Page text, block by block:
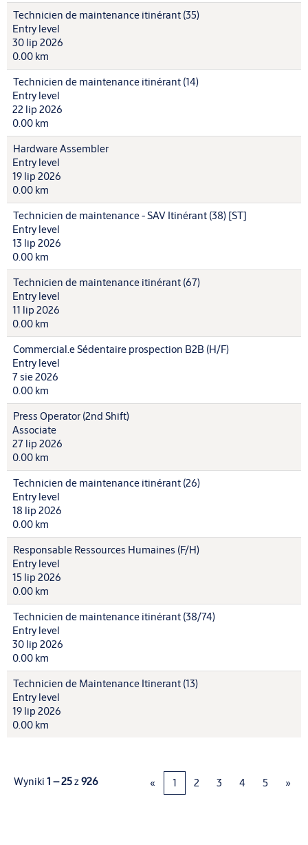
Technicien de maintenance itinérant (35)
Entry level
30 lip 2026
0.00 km
Technicien de maintenance itinérant (14)
Entry level
22 lip 2026
0.00 km
Hardware Assembler
Entry level
19 lip 2026
0.00 km
Technicien de maintenance - SAV Itinérant (38) [ST]
Entry level
13 lip 2026
0.00 km
Technicien de maintenance itinérant (67)
Entry level
11 lip 2026
0.00 km
Commercial.e Sédentaire prospection B2B (H/F)
Entry level
7 sie 2026
0.00 km
Press Operator (2nd Shift)
Associate
27 lip 2026
0.00 km
Technicien de maintenance itinérant (26)
Entry level
18 lip 2026
0.00 km
Responsable Ressources Humaines (F/H)
Entry level
15 lip 2026
0.00 km
Technicien de maintenance itinérant (38/74)
Entry level
30 lip 2026
0.00 km
Technicien de Maintenance Itinerant (13)
Entry level
19 lip 2026
0.00 km
Wyniki 1 – 25z926 « 1 2 3 4 5 »